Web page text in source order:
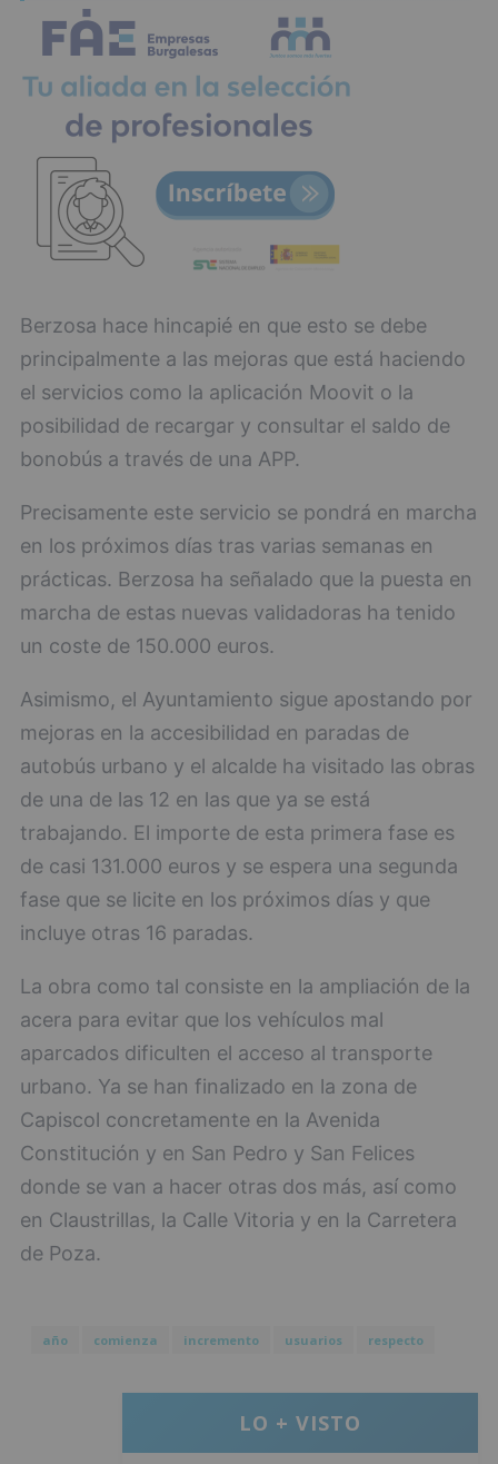
Berzosa hace hincapié en que esto se debe
principalmente a las mejoras que está haciendo
el servicios como la aplicación Moovit o la
posibilidad de recargar y consultar el saldo de
bonobús a través de una APP.
Precisamente este servicio se pondrá en marcha
en los próximos días tras varias semanas en
prácticas. Berzosa ha señalado que la puesta en
marcha de estas nuevas validadoras ha tenido
un coste de 150.000 euros.
Asimismo, el Ayuntamiento sigue apostando por
mejoras en la accesibilidad en paradas de
autobús urbano y el alcalde ha visitado las obras
de una de las 12 en las que ya se está
trabajando. El importe de esta primera fase es
de casi 131.000 euros y se espera una segunda
fase que se licite en los próximos días y que
incluye otras 16 paradas.
La obra como tal consiste en la ampliación de la
acera para evitar que los vehículos mal
aparcados dificulten el acceso al transporte
urbano. Ya se han finalizado en la zona de
Capiscol concretamente en la Avenida
Constitución y en San Pedro y San Felices
donde se van a hacer otras dos más, así como
en Claustrillas, la Calle Vitoria y en la Carretera
de Poza.
año comienza incremento usuarios respecto
LO + VISTO